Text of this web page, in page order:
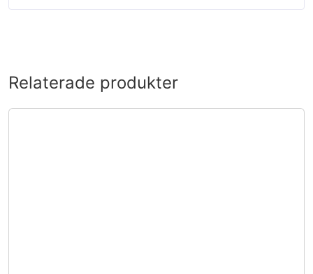
Relaterade produkter